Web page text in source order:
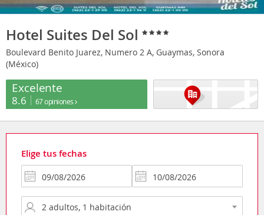
Hotel Suites Del Sol
Boulevard Benito Juarez, Numero 2 A, Guaymas, Sonora
(México)
Excelente
8.6 67 opiniones
Elige tus fechas